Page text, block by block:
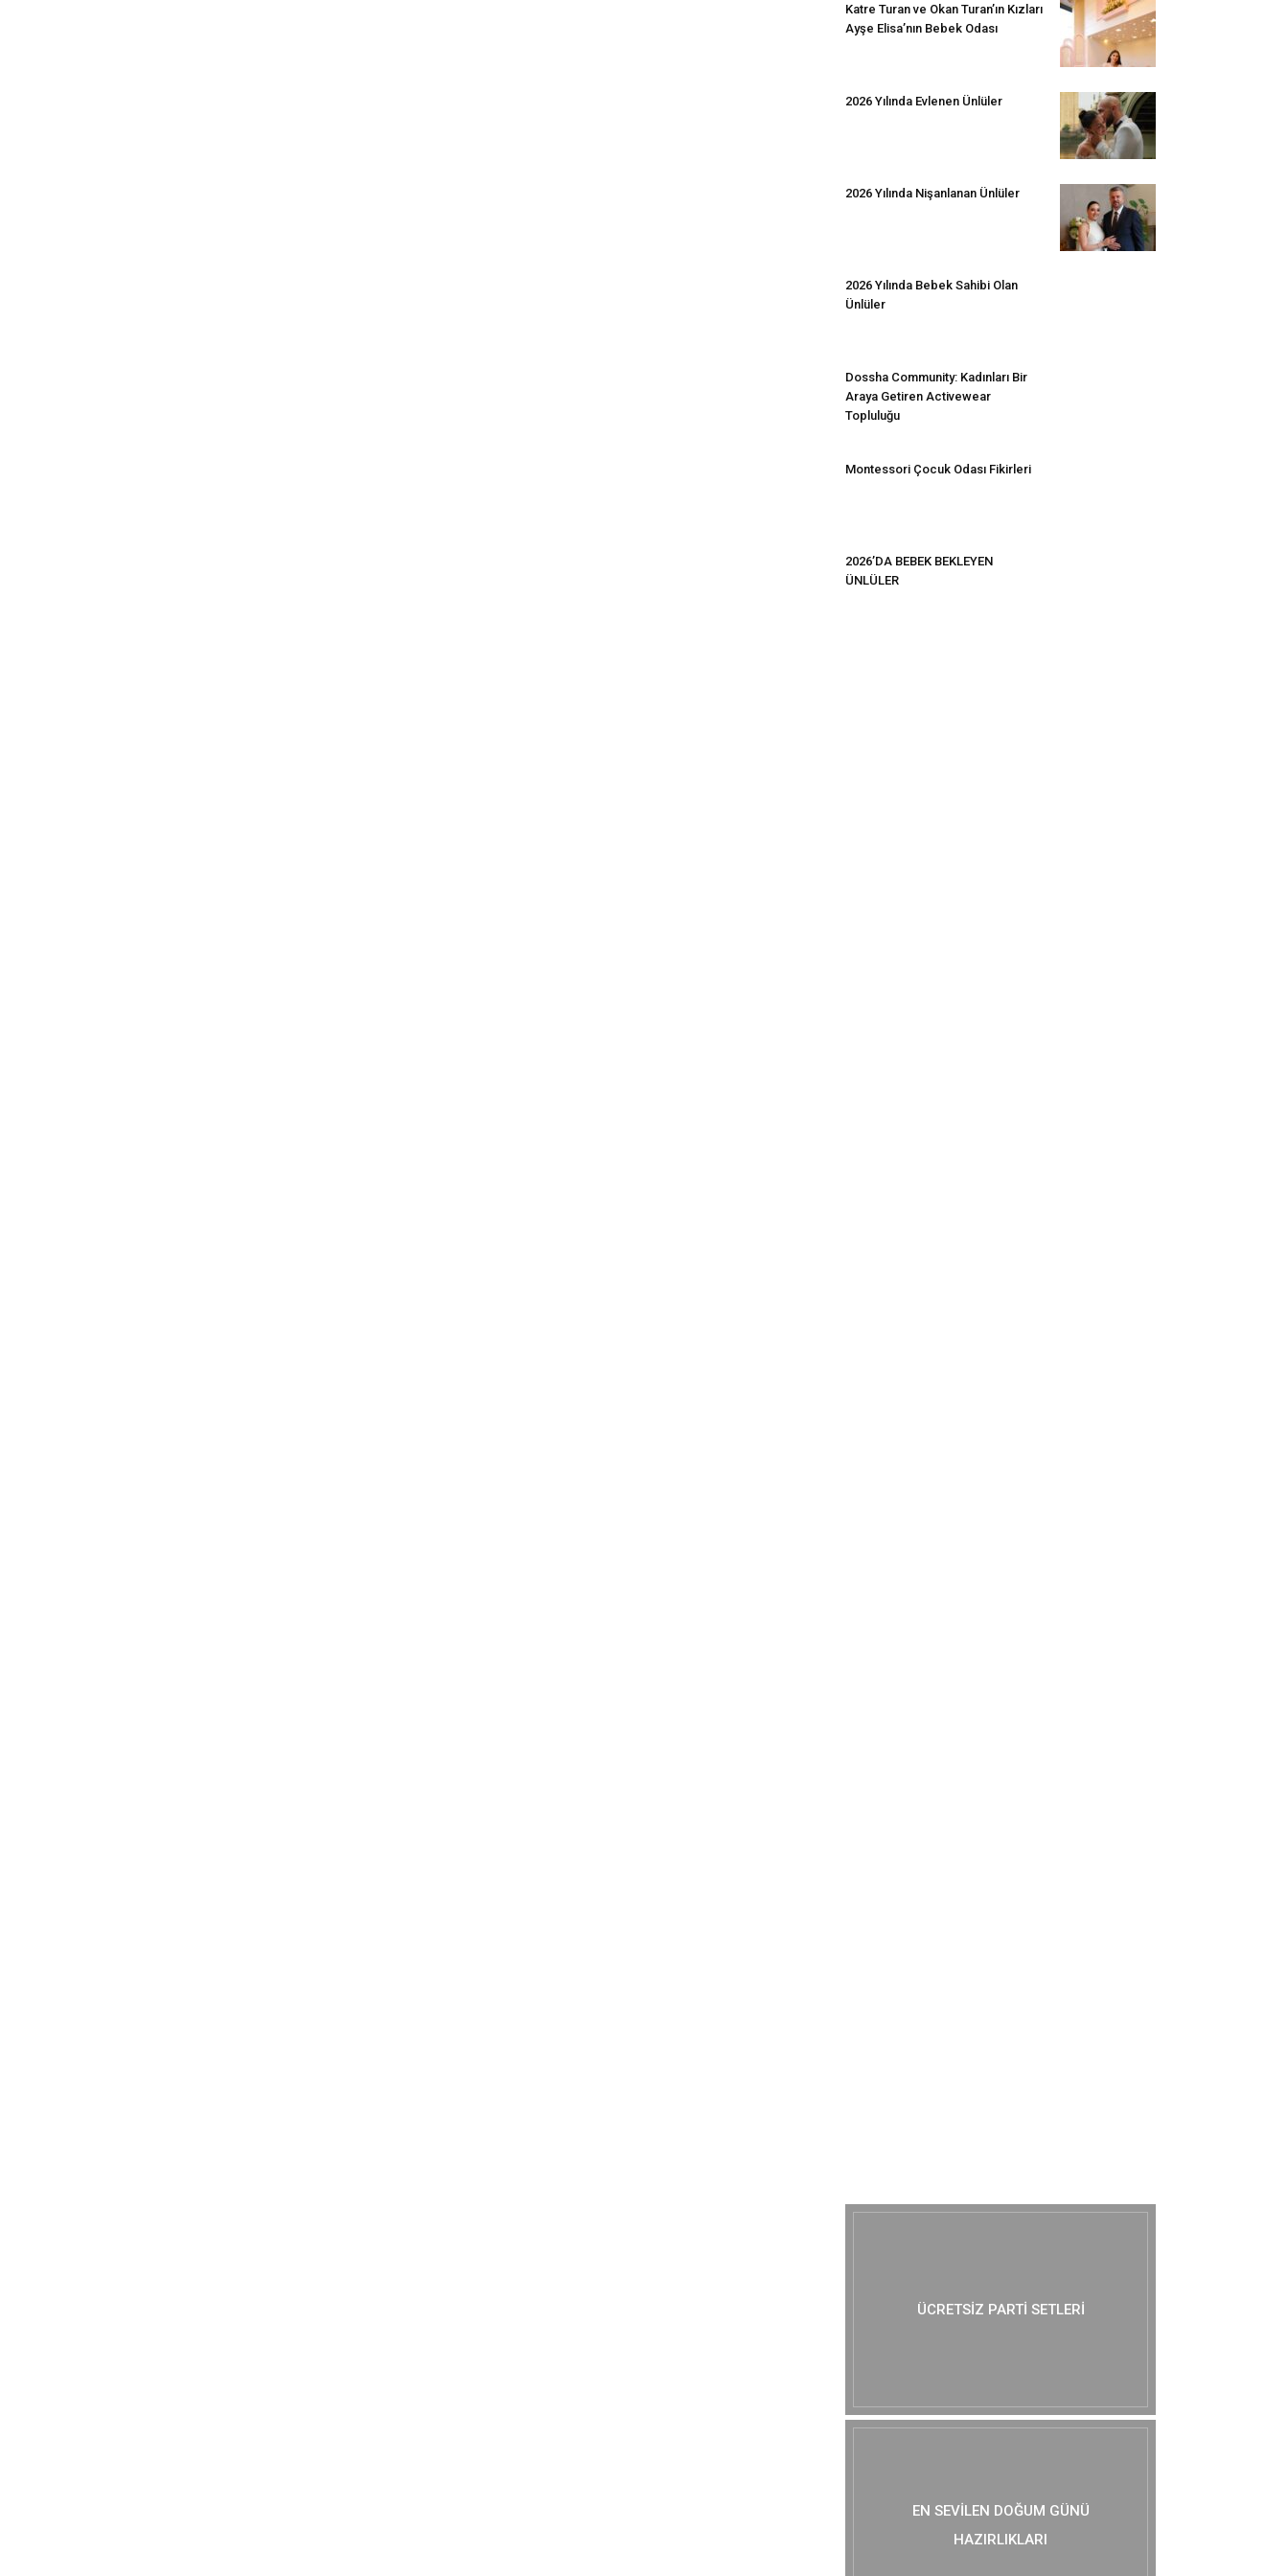
Katre Turan ve Okan Turan’ın Kızları
Ayşe Elisa’nın Bebek Odası
2026 Yılında Evlenen Ünlüler
2026 Yılında Nişanlanan Ünlüler
2026 Yılında Bebek Sahibi Olan
Ünlüler
Dossha Community: Kadınları Bir
Araya Getiren Activewear
Topluluğu
Montessori Çocuk Odası Fikirleri
2026’DA BEBEK BEKLEYEN
ÜNLÜLER
ÜCRETSIZ PARTI SETLERI
EN SEVILEN DOĞUM GÜNÜ
HAZIRLIKLARI